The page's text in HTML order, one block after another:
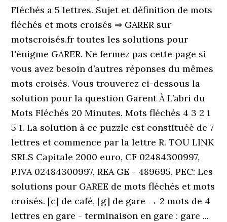
Fléchés a 5 lettres. Sujet et définition de mots
fléchés et mots croisés ⇒ GARER sur
motscroisés.fr toutes les solutions pour
l'énigme GARER. Ne fermez pas cette page si
vous avez besoin d’autres réponses du mêmes
mots croisés. Vous trouverez ci-dessous la
solution pour la question Garent À L’abri du
Mots Fléchés 20 Minutes. Mots fléchés 4 3 2 1
5 1. La solution à ce puzzle est constituéè de 7
lettres et commence par la lettre R. TOU LINK
SRLS Capitale 2000 euro, CF 02484300997,
P.IVA 02484300997, REA GE - 489695, PEC: Les
solutions pour GAREE de mots fléchés et mots
croisés. [c] de café, [g] de gare → 2 mots de 4
lettres en gare - terminaison en gare : gare ...